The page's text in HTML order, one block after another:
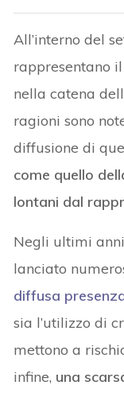
All’interno del
rappresentano
nella catena
ragioni sono
diffusione di
come quello
lontani dal
Negli ultimi
lanciato
diffusa
sia l’utilizzo di
mettono a
infine, una